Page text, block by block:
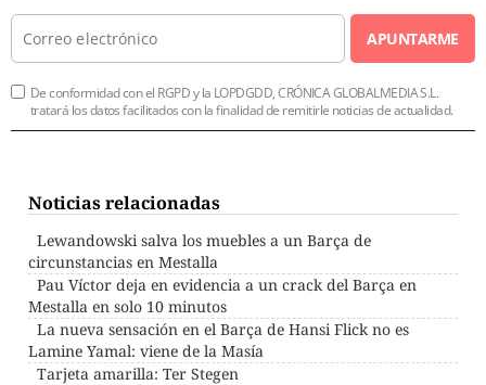
APUNTARME
De conformidad con el RGPD y la LOPDGDD, CRÓNICA GLOBALMEDIA S.L.
tratará los datos facilitados con la finalidad de remitirle noticias de actualidad.
Noticias relacionadas
Lewandowski salva los muebles a un Barça de
circunstancias en Mestalla
Pau Víctor deja en evidencia a un crack del Barça en
Mestalla en solo 10 minutos
La nueva sensación en el Barça de Hansi Flick no es
Lamine Yamal: viene de la Masía
Tarjeta amarilla: Ter Stegen